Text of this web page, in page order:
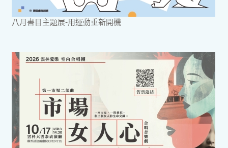
八月書目主題展-用運動重新開機